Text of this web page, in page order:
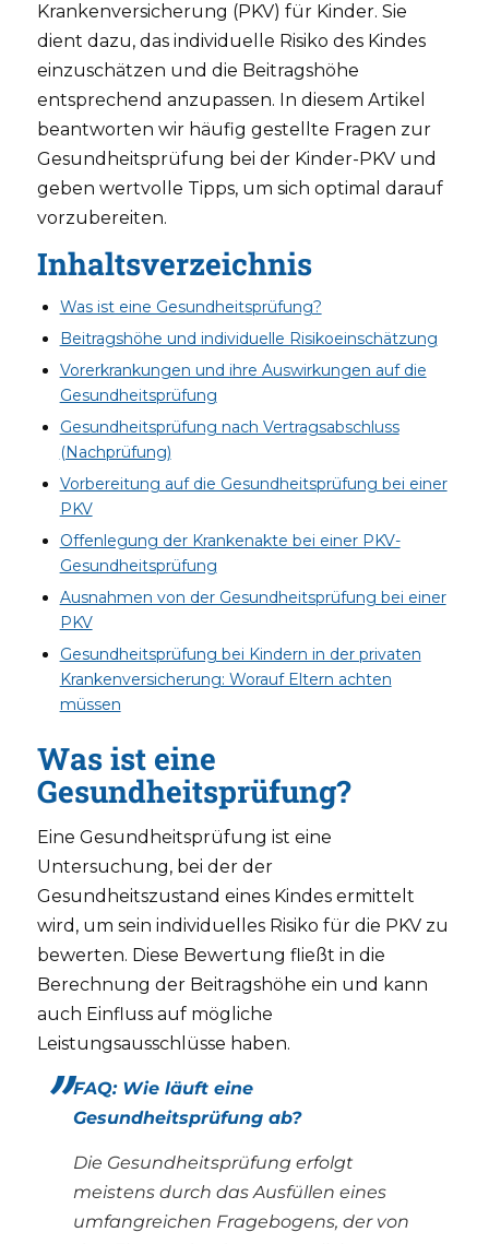
Krankenversicherung (PKV) für Kinder. Sie
dient dazu, das individuelle Risiko des Kindes
einzuschätzen und die Beitragshöhe
entsprechend anzupassen. In diesem Artikel
beantworten wir häufig gestellte Fragen zur
Gesundheitsprüfung bei der Kinder-PKV und
geben wertvolle Tipps, um sich optimal darauf
vorzubereiten.
Inhaltsverzeichnis
Was ist eine Gesundheitsprüfung?
Beitragshöhe und individuelle Risikoeinschätzung
Vorerkrankungen und ihre Auswirkungen auf die
Gesundheitsprüfung
Gesundheitsprüfung nach Vertragsabschluss
(Nachprüfung)
Vorbereitung auf die Gesundheitsprüfung bei einer
PKV
Offenlegung der Krankenakte bei einer PKV-
Gesundheitsprüfung
Ausnahmen von der Gesundheitsprüfung bei einer
PKV
Gesundheitsprüfung bei Kindern in der privaten
Krankenversicherung: Worauf Eltern achten
müssen
Was ist eine
Gesundheitsprüfung?
Eine Gesundheitsprüfung ist eine
Untersuchung, bei der der
Gesundheitszustand eines Kindes ermittelt
wird, um sein individuelles Risiko für die PKV zu
bewerten. Diese Bewertung fließt in die
Berechnung der Beitragshöhe ein und kann
auch Einfluss auf mögliche
Leistungsausschlüsse haben.
FAQ: Wie läuft eine
Gesundheitsprüfung ab?
Die Gesundheitsprüfung erfolgt
meistens durch das Ausfüllen eines
umfangreichen Fragebogens, der von